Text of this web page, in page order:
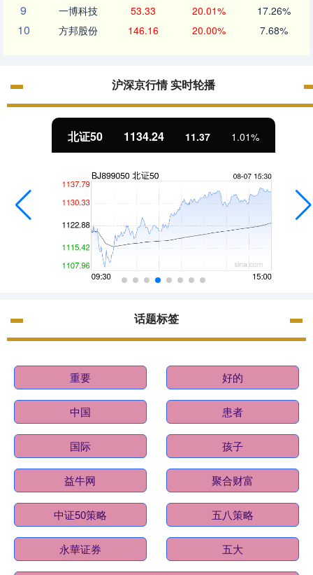
9 一博科技 53.33 20.01% 17.26%
10 方邦股份 146.16 20.00% 7.68%
沪深京行情 实时轮播
北证50 1134.24 11.37 1.01%
话题标签
重要 好的
中国 患者
国际 孩子
益牛网 聚合财富
中证50策略 五八策略
永華证券 五大